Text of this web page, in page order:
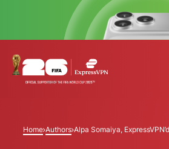
Home Authors Alpa Somaiya,